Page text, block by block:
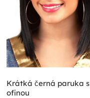
Krátká černá paruka s
ofinou